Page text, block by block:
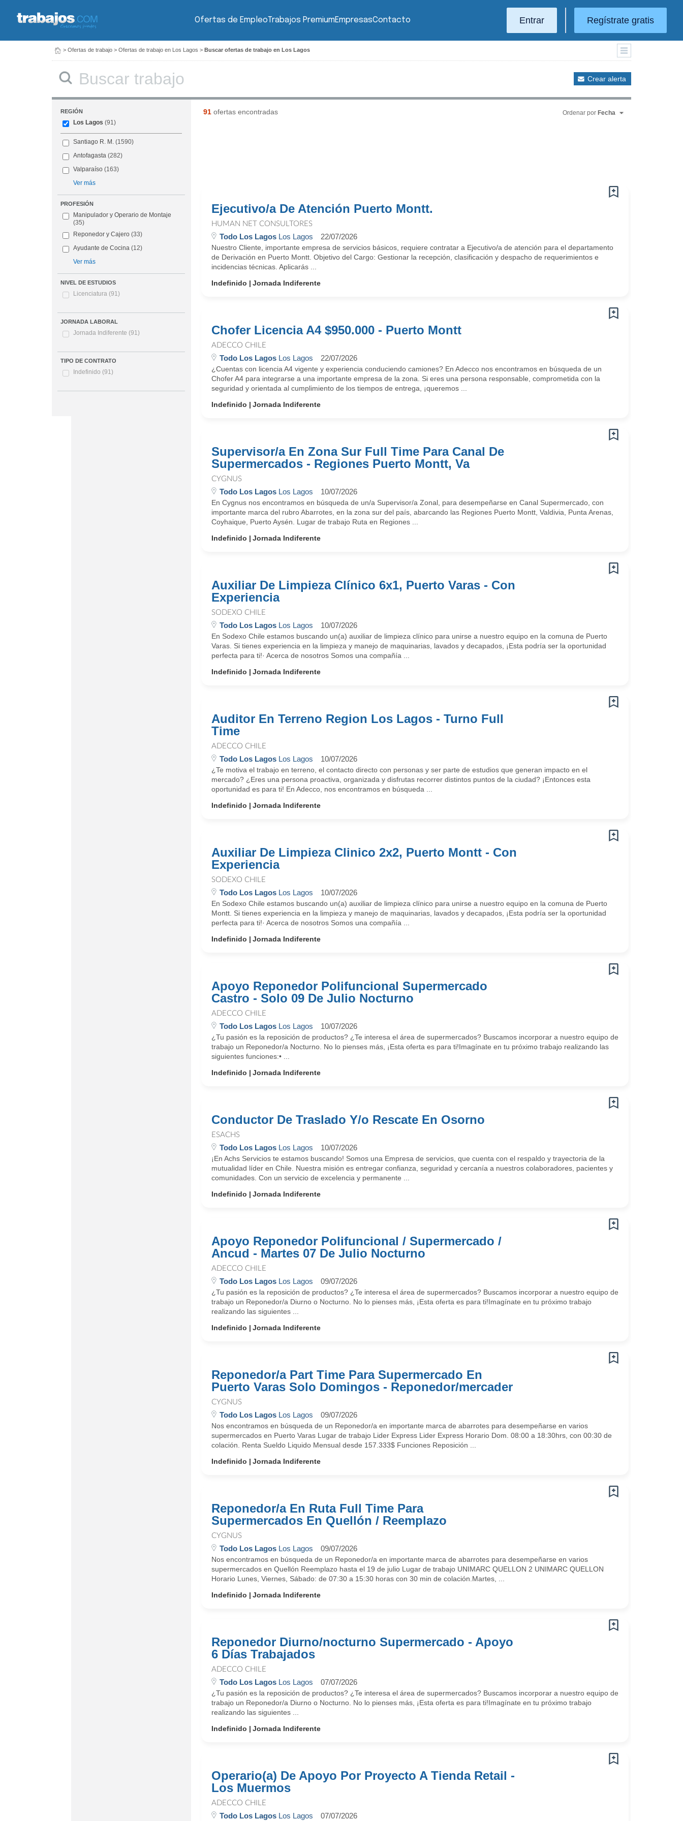
Ofertas de EmpleoTrabajos PremiumEmpresasContacto Entrar Regístrate gratis
> Ofertas de trabajo > Ofertas de trabajo en Los Lagos > Buscar ofertas de trabajo en Los Lagos
Crear alerta
REGIÓN
Los Lagos (91)
Santiago R. M. (1590)
Antofagasta (282)
Valparaíso (163)
Ver más
PROFESIÓN
Manipulador y Operario de Montaje
(35)
Reponedor y Cajero (33)
Ayudante de Cocina (12)
Ver más
NIVEL DE ESTUDIOS
Licenciatura (91)
JORNADA LABORAL
Jornada Indiferente (91)
TIPO DE CONTRATO
Indefinido (91)
91ofertas encontradas Ordenar por Fecha
Ejecutivo/a De Atención Puerto Montt.
HUMAN NET CONSULTORES
Todo Los LagosLos Lagos 22/07/2026
Nuestro Cliente, importante empresa de servicios básicos, requiere contratar a Ejecutivo/a de atención para el departamento
de Derivación en Puerto Montt. Objetivo del Cargo: Gestionar la recepción, clasificación y despacho de requerimientos e
incidencias técnicas. Aplicarás ...
Indefinido
Jornada Indiferente
Chofer Licencia A4 $950.000 - Puerto Montt
ADECCO CHILE
Todo Los LagosLos Lagos 22/07/2026
¿Cuentas con licencia A4 vigente y experiencia conduciendo camiones? En Adecco nos encontramos en búsqueda de un
Chofer A4 para integrarse a una importante empresa de la zona. Si eres una persona responsable, comprometida con la
seguridad y orientada al cumplimiento de los tiempos de entrega, ¡queremos ...
Indefinido
Jornada Indiferente
Supervisor/a En Zona Sur Full Time Para Canal De
Supermercados - Regiones Puerto Montt, Va
CYGNUS
Todo Los LagosLos Lagos 10/07/2026
En Cygnus nos encontramos en búsqueda de un/a Supervisor/a Zonal, para desempeñarse en Canal Supermercado, con
importante marca del rubro Abarrotes, en la zona sur del país, abarcando las Regiones Puerto Montt, Valdivia, Punta Arenas,
Coyhaique, Puerto Aysén. Lugar de trabajo Ruta en Regiones ...
Indefinido
Jornada Indiferente
Auxiliar De Limpieza Clínico 6x1, Puerto Varas - Con
Experiencia
SODEXO CHILE
Todo Los LagosLos Lagos 10/07/2026
En Sodexo Chile estamos buscando un(a) auxiliar de limpieza clínico para unirse a nuestro equipo en la comuna de Puerto
Varas. Si tienes experiencia en la limpieza y manejo de maquinarias, lavados y decapados, ¡Esta podría ser la oportunidad
perfecta para ti!· Acerca de nosotros Somos una compañía ...
Indefinido
Jornada Indiferente
Auditor En Terreno Region Los Lagos - Turno Full
Time
ADECCO CHILE
Todo Los LagosLos Lagos 10/07/2026
¿Te motiva el trabajo en terreno, el contacto directo con personas y ser parte de estudios que generan impacto en el
mercado? ¿Eres una persona proactiva, organizada y disfrutas recorrer distintos puntos de la ciudad? ¡Entonces esta
oportunidad es para ti! En Adecco, nos encontramos en búsqueda ...
Indefinido
Jornada Indiferente
Auxiliar De Limpieza Clinico 2x2, Puerto Montt - Con
Experiencia
SODEXO CHILE
Todo Los LagosLos Lagos 10/07/2026
En Sodexo Chile estamos buscando un(a) auxiliar de limpieza clínico para unirse a nuestro equipo en la comuna de Puerto
Montt. Si tienes experiencia en la limpieza y manejo de maquinarias, lavados y decapados, ¡Esta podría ser la oportunidad
perfecta para ti!· Acerca de nosotros Somos una compañía ...
Indefinido
Jornada Indiferente
Apoyo Reponedor Polifuncional Supermercado
Castro - Solo 09 De Julio Nocturno
ADECCO CHILE
Todo Los LagosLos Lagos 10/07/2026
¿Tu pasión es la reposición de productos? ¿Te interesa el área de supermercados? Buscamos incorporar a nuestro equipo de
trabajo un Reponedor/a Nocturno. No lo pienses más, ¡Esta oferta es para ti!Imagínate en tu próximo trabajo realizando las
siguientes funciones:• ...
Indefinido
Jornada Indiferente
Conductor De Traslado Y/o Rescate En Osorno
ESACHS
Todo Los LagosLos Lagos 10/07/2026
¡En Achs Servicios te estamos buscando! Somos una Empresa de servicios, que cuenta con el respaldo y trayectoria de la
mutualidad líder en Chile. Nuestra misión es entregar confianza, seguridad y cercanía a nuestros colaboradores, pacientes y
comunidades. Con un servicio de excelencia y permanente ...
Indefinido
Jornada Indiferente
Apoyo Reponedor Polifuncional / Supermercado /
Ancud - Martes 07 De Julio Nocturno
ADECCO CHILE
Todo Los LagosLos Lagos 09/07/2026
¿Tu pasión es la reposición de productos? ¿Te interesa el área de supermercados? Buscamos incorporar a nuestro equipo de
trabajo un Reponedor/a Diurno o Nocturno. No lo pienses más, ¡Esta oferta es para ti!Imagínate en tu próximo trabajo
realizando las siguientes ...
Indefinido
Jornada Indiferente
Reponedor/a Part Time Para Supermercado En
Puerto Varas Solo Domingos - Reponedor/mercader
CYGNUS
Todo Los LagosLos Lagos 09/07/2026
Nos encontramos en búsqueda de un Reponedor/a en importante marca de abarrotes para desempeñarse en varios
supermercados en Puerto Varas Lugar de trabajo Lider Express Lider Express Horario Dom. 08:00 a 18:30hrs, con 00:30 de
colación. Renta Sueldo Liquido Mensual desde 157.333$ Funciones Reposición ...
Indefinido
Jornada Indiferente
Reponedor/a En Ruta Full Time Para
Supermercados En Quellón / Reemplazo
CYGNUS
Todo Los LagosLos Lagos 09/07/2026
Nos encontramos en búsqueda de un Reponedor/a en importante marca de abarrotes para desempeñarse en varios
supermercados en Quellón Reemplazo hasta el 19 de julio Lugar de trabajo UNIMARC QUELLON 2 UNIMARC QUELLON
Horario Lunes, Viernes, Sábado: de 07:30 a 15:30 horas con 30 min de colación.Martes, ...
Indefinido
Jornada Indiferente
Reponedor Diurno/nocturno Supermercado - Apoyo
6 Días Trabajados
ADECCO CHILE
Todo Los LagosLos Lagos 07/07/2026
¿Tu pasión es la reposición de productos? ¿Te interesa el área de supermercados? Buscamos incorporar a nuestro equipo de
trabajo un Reponedor/a Diurno o Nocturno. No lo pienses más, ¡Esta oferta es para ti!Imagínate en tu próximo trabajo
realizando las siguientes ...
Indefinido
Jornada Indiferente
Operario(a) De Apoyo Por Proyecto A Tienda Retail -
Los Muermos
ADECCO CHILE
Todo Los LagosLos Lagos 07/07/2026